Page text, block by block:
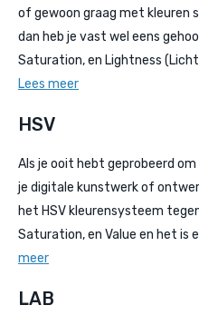
of gewoon graag met kleuren
dan heb je vast wel eens
Saturation, en Lightness
Lees meer
HSV
Als je ooit hebt geprobeerd
je digitale kunstwerk of
het HSV kleurensysteem
Saturation, en Value en het is
meer
LAB